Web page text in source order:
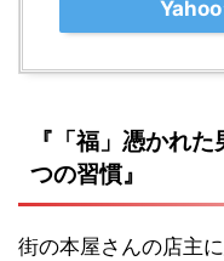
『「福」憑かれ
つの習慣』
街の本屋さんの店主